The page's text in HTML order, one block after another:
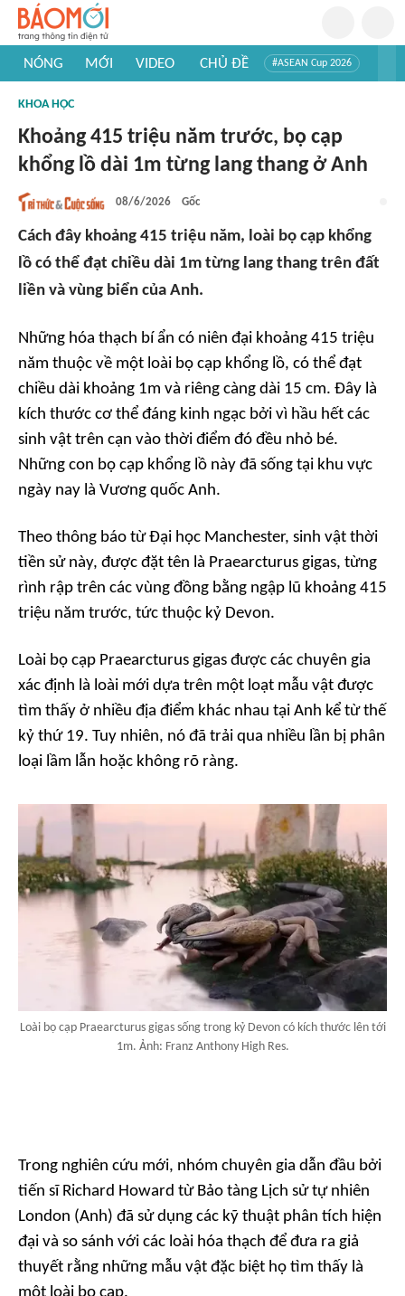
NÓNG MỚI VIDEO CHỦ ĐỀ #ASEAN Cup 2026
#Khám phá thế giới
KHOA HỌC
Khoảng 415 triệu năm trước, bọ cạp
khổng lồ dài 1m từng lang thang ở Anh
08/6/2026 Gốc
Cách đây khoảng 415 triệu năm, loài bọ cạp khổng
lồ có thể đạt chiều dài 1m từng lang thang trên đất
liền và vùng biển của Anh.
Những hóa thạch bí ẩn có niên đại khoảng 415 triệu
năm thuộc về một loài bọ cạp khổng lồ, có thể đạt
chiều dài khoảng 1m và riêng càng dài 15 cm. Đây là
kích thước cơ thể đáng kinh ngạc bởi vì hầu hết các
sinh vật trên cạn vào thời điểm đó đều nhỏ bé.
Những con bọ cạp khổng lồ này đã sống tại khu vực
ngày nay là Vương quốc Anh.
Theo thông báo từ Đại học Manchester, sinh vật thời
tiền sử này, được đặt tên là Praearcturus gigas, từng
rình rập trên các vùng đồng bằng ngập lũ khoảng 415
triệu năm trước, tức thuộc kỷ Devon.
Loài bọ cạp Praearcturus gigas được các chuyên gia
xác định là loài mới dựa trên một loạt mẫu vật được
tìm thấy ở nhiều địa điểm khác nhau tại Anh kể từ thế
kỷ thứ 19. Tuy nhiên, nó đã trải qua nhiều lần bị phân
loại lầm lẫn hoặc không rõ ràng.
Loài bọ cạp Praearcturus gigas sống trong kỷ Devon có kích thước lên tới
1m. Ảnh: Franz Anthony High Res.
Trong nghiên cứu mới, nhóm chuyên gia dẫn đầu bởi
tiến sĩ Richard Howard từ Bảo tàng Lịch sử tự nhiên
London (Anh) đã sử dụng các kỹ thuật phân tích hiện
đại và so sánh với các loài hóa thạch để đưa ra giả
thuyết rằng những mẫu vật đặc biệt họ tìm thấy là